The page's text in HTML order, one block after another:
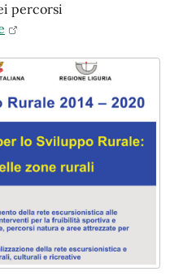
percorsi